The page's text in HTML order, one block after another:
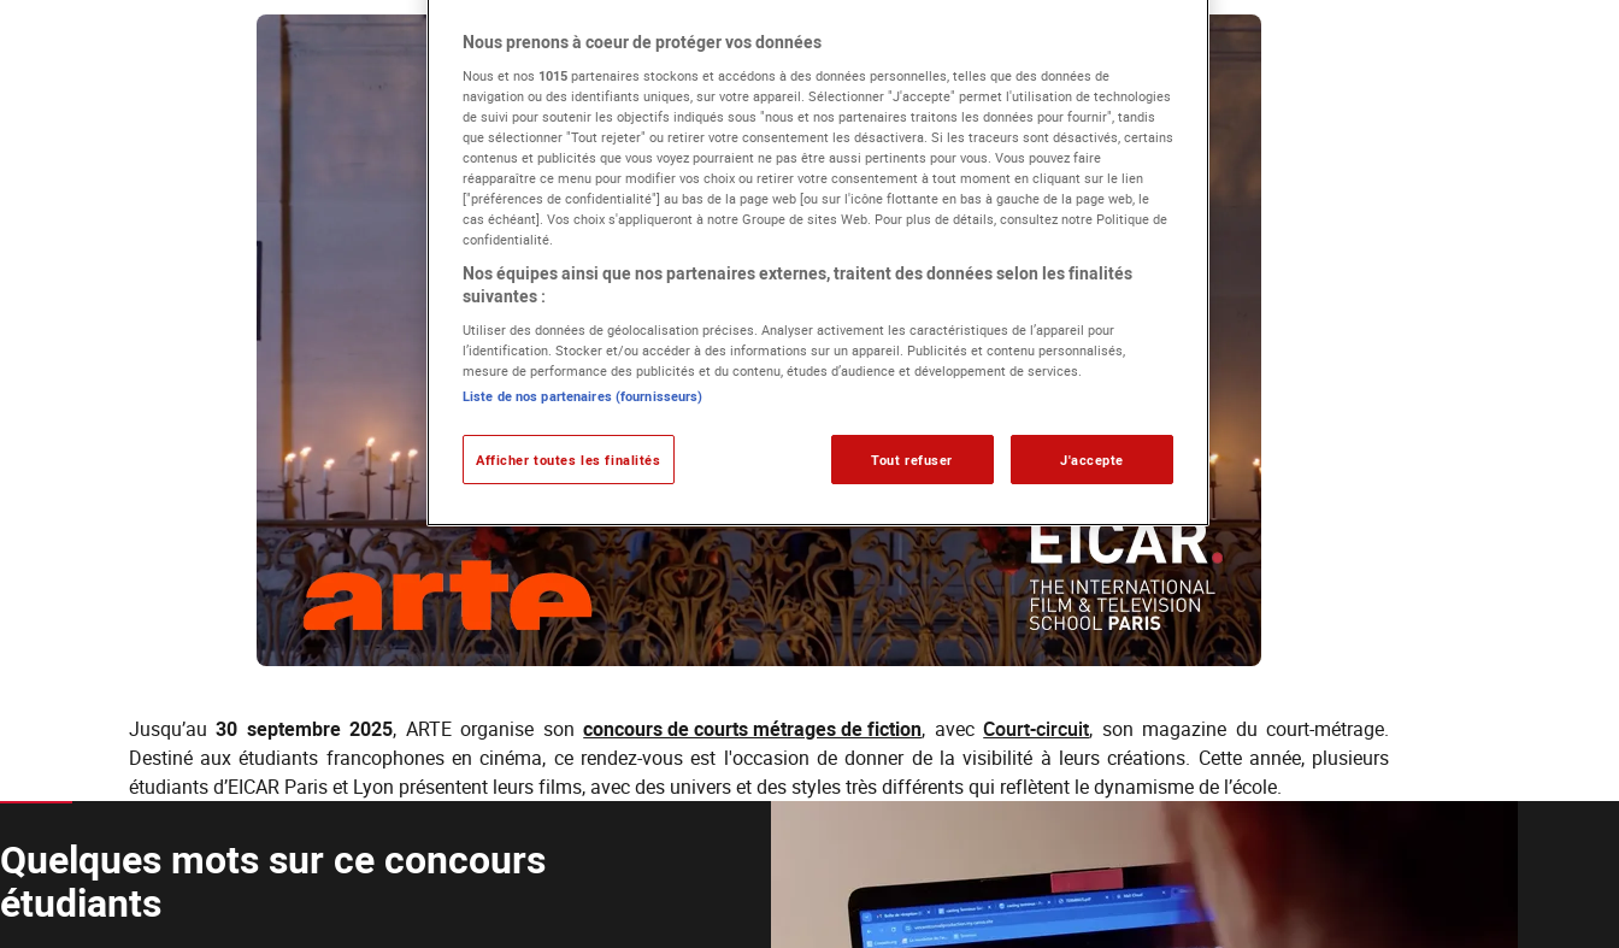
Jusqu’au30 septembre 2025, ARTE organise sonconcours de courts métrages de fiction, avecCourt-circuit, son magazine du court-métrage.
Destiné aux étudiants francophones en cinéma, ce rendez-vous est l'occasion de donner de la visibilité à leurs créations. Cette année, plusieurs
étudiants d’EICAR Paris et Lyon présentent leurs films, avec des univers et des styles très différents qui reflètent le dynamisme de l’école.
Quelques mots sur ce concours
étudiants
Nous prenons à coeur de protéger vos données
Nous et nos 1015 partenaires stockons et accédons à des données personnelles, telles que des données de
navigation ou des identifiants uniques, sur votre appareil. Sélectionner "J'accepte" permet l'utilisation de technologies
de suivi pour soutenir les objectifs indiqués sous "nous et nos partenaires traitons les données pour fournir", tandis
que sélectionner "Tout rejeter" ou retirer votre consentement les désactivera. Si les traceurs sont désactivés, certains
contenus et publicités que vous voyez pourraient ne pas être aussi pertinents pour vous. Vous pouvez faire
réapparaître ce menu pour modifier vos choix ou retirer votre consentement à tout moment en cliquant sur le lien
["préférences de confidentialité"] au bas de la page web [ou sur l'icône flottante en bas à gauche de la page web, le
cas échéant]. Vos choix s'appliqueront à notre Groupe de sites Web. Pour plus de détails, consultez notre Politique de
confidentialité.
Nos équipes ainsi que nos partenaires externes, traitent des données selon les finalités
suivantes :
Utiliser des données de géolocalisation précises. Analyser activement les caractéristiques de l’appareil pour
l’identification. Stocker et/ou accéder à des informations sur un appareil. Publicités et contenu personnalisés,
mesure de performance des publicités et du contenu, études d’audience et développement de services.
Liste de nos partenaires (fournisseurs)
Tout refuser J'accepte
Afficher toutes les finalités